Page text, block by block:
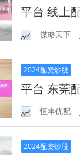
平台 线上
便捷，助您
谋略天下
2024配资炒股
平台 东莞
效，助力
值梦想
恒丰优配
2024配资炒股